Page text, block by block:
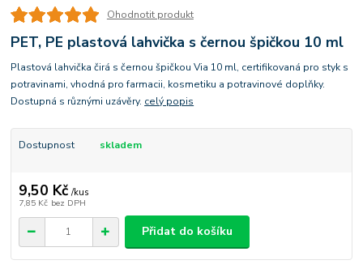
Ohodnotit produkt
PET, PE plastová lahvička s černou špičkou 10 ml
Plastová lahvička čirá s černou špičkou Via 10 ml, certifikovaná pro styk s
potravinami, vhodná pro farmacii, kosmetiku a potravinové doplňky.
Dostupná s různými uzávěry. celý popis
Dostupnost skladem
9,50 Kč /kus
7,85 Kč bez DPH
Přidat do košíku